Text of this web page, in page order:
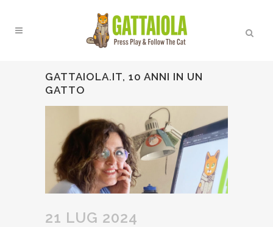
GATTAIOLA.IT, 10 ANNI IN UN
GATTO
21 LUG 2024